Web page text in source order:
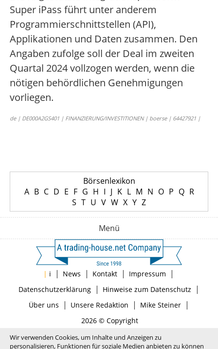
Super iPass führt unter anderem
Programmierschnittstellen (API),
Applikationen und Daten zusammen. Den
Angaben zufolge soll der Deal im zweiten
Quartal 2024 vollzogen werden, wenn die
nötigen behördlichen Genehmigungen
vorliegen.
de | DE000A2GS401 | FINANZIERUNG/INVESTITIONEN | boerse | 64427921 |
Börsenlexikon
A B C D E F G H I J K L M N O P Q R
S T U V W X Y Z
Menü
| i | News | Kontakt | Impressum |
Datenschutzerklärung| Hinweise zum Datenschutz |
Über uns | Unsere Redaktion | Mike Steiner|
2026 © Copyright
Wir verwenden Cookies, um Inhalte und Anzeigen zu
personalisieren, Funktionen für soziale Medien anbieten zu können